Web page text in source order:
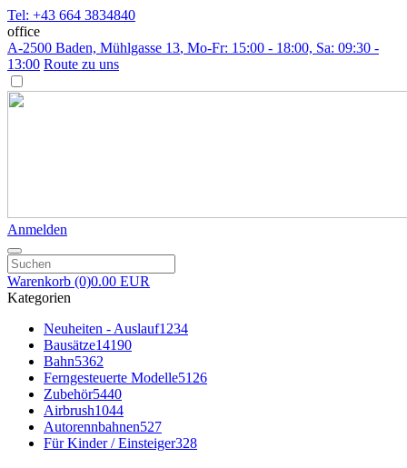
Tel: +43 664 3834840
office
A-2500 Baden, Mühlgasse 13, Mo-Fr: 15:00 - 18:00, Sa: 09:30 -
13:00 Route zu uns
Anmelden
Warenkorb (0)0.00 EUR
Kategorien
Neuheiten - Auslauf1234
Bausätze14190
Bahn5362
Ferngesteuerte Modelle5126
Zubehör5440
Airbrush1044
Autorennbahnen527
Für Kinder / Einsteiger328